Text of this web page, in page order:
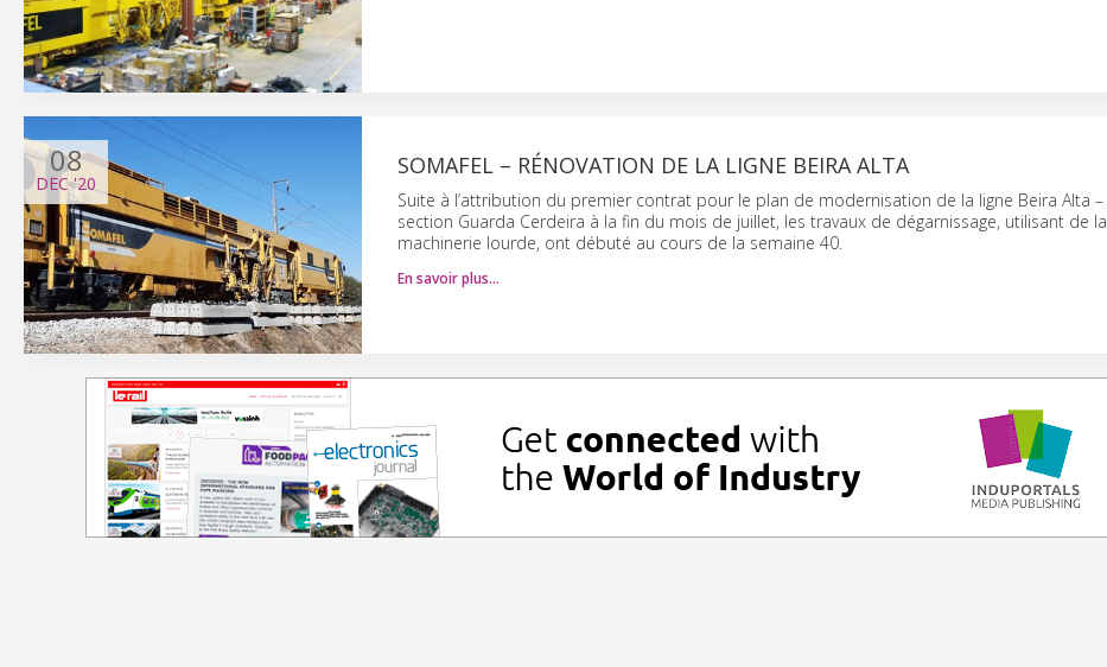
08
DEC'20
SOMAFEL – RÉNOVATION DE LA LIGNE BEIRA ALTA
Suite à l’attribution du premier contrat pour le plan de modernisation de la ligne Beira Alta –
section Guarda Cerdeira à la fin du mois de juillet, les travaux de dégarnissage, utilisant de la
machinerie lourde, ont débuté au cours de la semaine 40.
En savoir plus…